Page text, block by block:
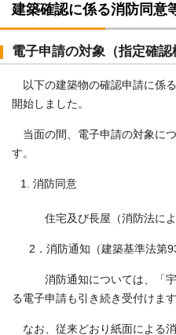
建築確認に係る消防同意
電子申請の対象（指定確認
以下の建築物の確認申請に係
開始しました。
当面の間、電子申請の対象に
す。
消防同意
住宅及び長屋（消防法によ
2．消防通知（建築基準法第93
消防通知については、「宇
る電子申請も引き続き受付けます
なお、従来どおり紙面による消